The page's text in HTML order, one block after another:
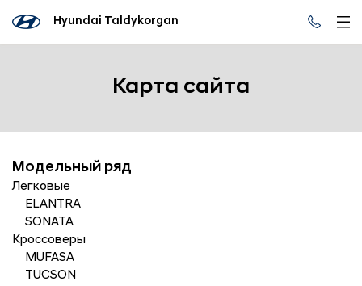
Hyundai Taldykorgan
Карта сайта
Модельный ряд
Легковые
ELANTRA
SONATA
Кроссоверы
MUFASA
TUCSON